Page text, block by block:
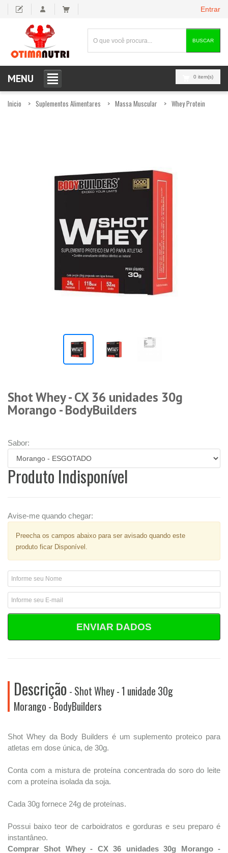
Entrar
BUSCAR
0 item(s)
MENU
Inicio Suplementos Alimentares Massa Muscular Whey Protein
Shot Whey - CX 36 unidades 30g
Morango - BodyBuilders
Sabor:
Produto Indisponível
Avise-me quando chegar:
Preecha os campos abaixo para ser avisado quando este
produto ficar Disponível.
ENVIAR DADOS
Descrição - Shot Whey - 1 unidade 30g
Morango - BodyBuilders
Shot Whey da Body Builders é um suplemento proteico para
atletas em dose única, de 30g.
Conta com a mistura de proteína concentrada do soro do leite
com a proteína isolada da soja.
Cada 30g fornece 24g de proteínas.
Possui baixo teor de carboidratos e gorduras e seu preparo é
instantâneo.
Comprar Shot Whey - CX 36 unidades 30g Morango -